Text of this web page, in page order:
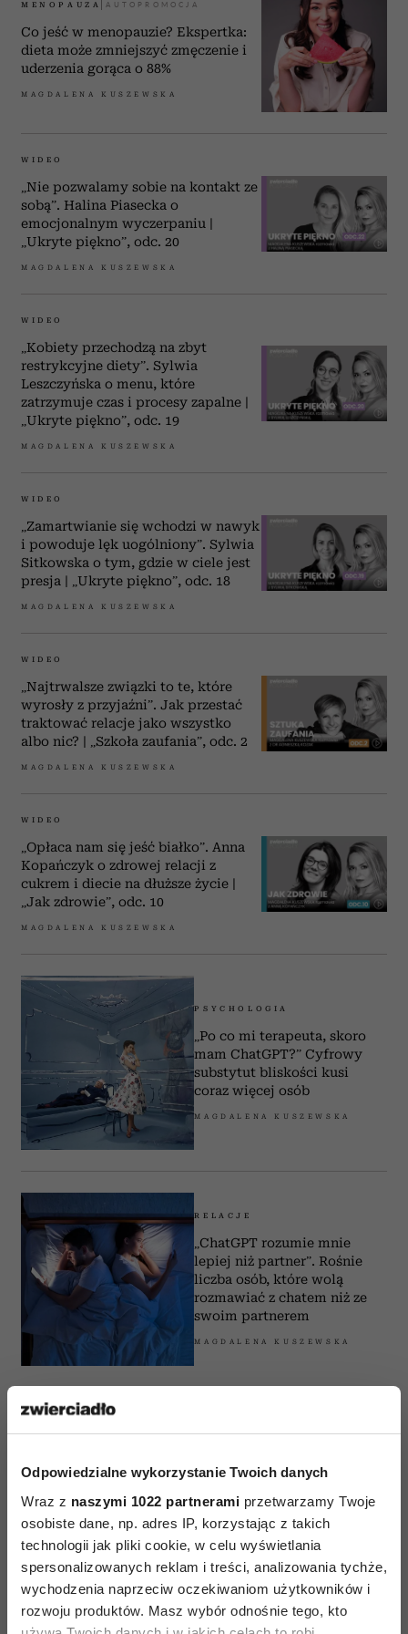
Odpowiedzialne wykorzystanie Twoich danych
Wraz z naszymi 1022 partnerami przetwarzamy Twoje
osobiste dane, np. adres IP, korzystając z takich
technologii jak pliki cookie, w celu wyświetlania
spersonalizowanych reklam i treści, analizowania tychże,
wychodzenia naprzeciw oczekiwaniom użytkowników i
rozwoju produktów. Masz wybór odnośnie tego, kto
MENOPAUZA
Co jeść w menopauzie? Ekspertka:
dieta może zmniejszyć zmęczenie i
uderzenia gorąca o 88%
MAGDALENA KUSZEWSKA
WIDEO
„Nie pozwalamy sobie na kontakt ze
sobą”. Halina Piasecka o
emocjonalnym wyczerpaniu |
„Ukryte piękno”, odc. 20
MAGDALENA KUSZEWSKA
WIDEO
„Kobiety przechodzą na zbyt
restrykcyjne diety”. Sylwia
Leszczyńska o menu, które
zatrzymuje czas i procesy zapalne |
„Ukryte piękno”, odc. 19
MAGDALENA KUSZEWSKA
WIDEO
„Zamartwianie się wchodzi w nawyk
i powoduje lęk uogólniony”. Sylwia
Sitkowska o tym, gdzie w ciele jest
presja | „Ukryte piękno”, odc. 18
MAGDALENA KUSZEWSKA
WIDEO
„Najtrwalsze związki to te, które
wyrosły z przyjaźni”. Jak przestać
traktować relacje jako wszystko
albo nic? | „Szkoła zaufania”, odc. 2
MAGDALENA KUSZEWSKA
WIDEO
„Opłaca nam się jeść białko”. Anna
Kopańczyk o zdrowej relacji z
cukrem i diecie na dłuższe życie |
„Jak zdrowie”, odc. 10
MAGDALENA KUSZEWSKA
PSYCHOLOGIA
„Po co mi terapeuta, skoro
mam ChatGPT?” Cyfrowy
substytut bliskości kusi
coraz więcej osób
MAGDALENA KUSZEWSKA
RELACJE
„ChatGPT rozumie mnie
lepiej niż partner”. Rośnie
liczba osób, które wolą
rozmawiać z chatem niż ze
swoim partnerem
MAGDALENA KUSZEWSKA
PSYCHOLOGIA
surfowania w sieci? Bycie offline to
nowe cool!
MAGDALENA KUSZEWSKA
„Wmawia się nam, że mamy znać
odpowiedź na każde pytanie”. Dr